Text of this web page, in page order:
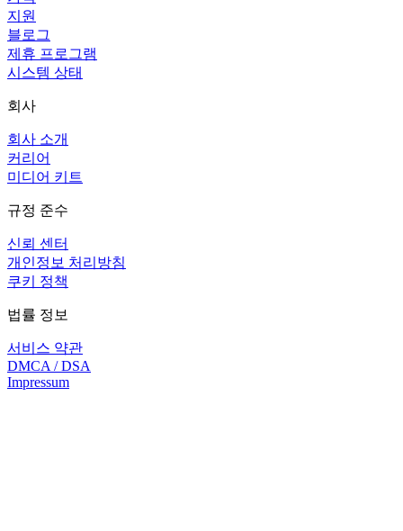
지원
블로그
제휴 프로그램
시스템 상태
회사
회사 소개
커리어
미디어 키트
규정 준수
신뢰 센터
개인정보 처리방침
쿠키 정책
법률 정보
서비스 약관
DMCA / DSA
Impressum